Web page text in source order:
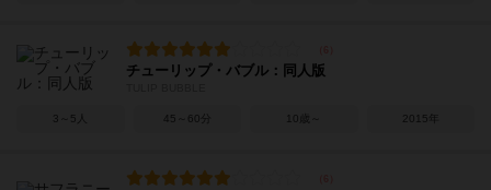
チューリップ・バブル：同人版
3～5人 45～60分 10歳～ 2015年